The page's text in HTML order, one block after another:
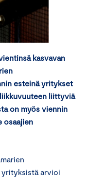
kasvavan
esteinä yritykset
liittyviä
on myös viennin
osaajien
arvioi